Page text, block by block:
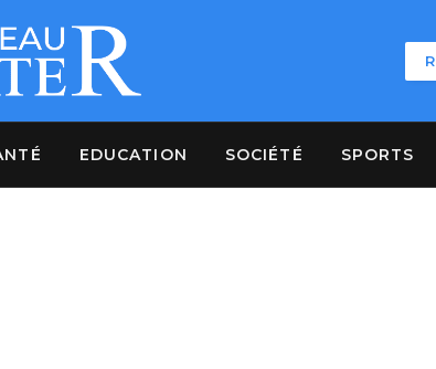
EDUCATION SOCIÉTÉ SPORTS